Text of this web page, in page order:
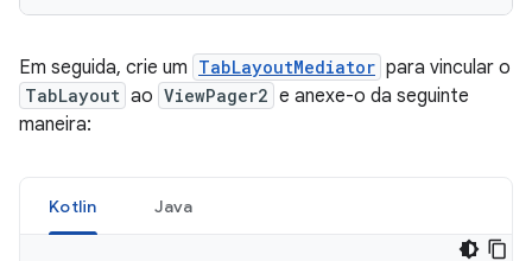
Em seguida, crie um TabLayoutMediator para vincular o
TabLayout ao ViewPager2 e anexe-o da seguinte
maneira:
Kotlin Java